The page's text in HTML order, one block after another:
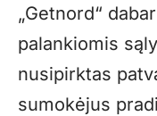
„Getnord“
palankiomis
nusipirktas
sumokėjus